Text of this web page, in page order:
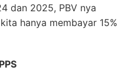
dan 2025, PBV nya
hanya membayar 15%